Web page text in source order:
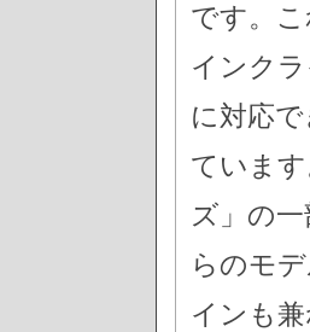
です。
インク
に対応
ていま
ズ」の
らのモ
インも